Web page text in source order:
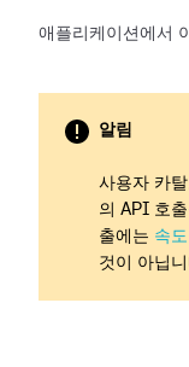
애플리케이션에서
알림
사용자 카
의 API 호
출에는 속
것이 아닙